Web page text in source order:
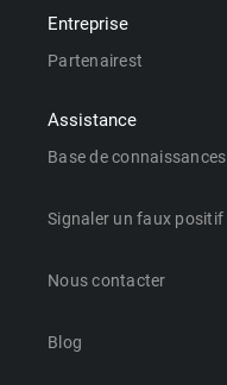
Entreprise
Partenairest
Assistance
Base de connaissances
Signaler un faux positif
Nous contacter
Blog